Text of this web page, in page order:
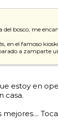
del bosco, me
en el famoso
a zamparte
estoy en
casa.